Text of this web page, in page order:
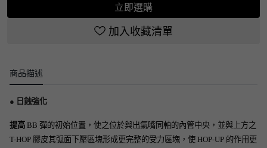
立即選購
加入收藏清單
商品描述
● 日蝕強化
提高 BB 彈的初始位置 ，使之位於與出氣嘴同軸的內管中央，並與上方之
T-HOP 膠皮其弧面下壓區塊形成更完整的受力區塊，使 HOP-UP 的作用更